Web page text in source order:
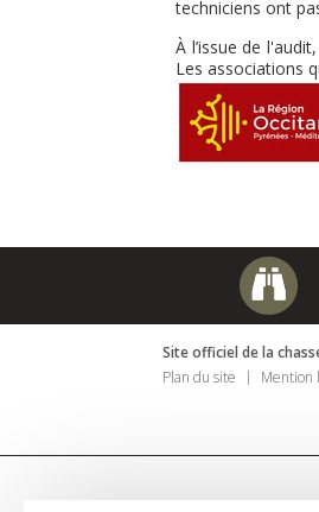
techniciens ont
À l’issue de
Les associations
Site officiel de la
Plan du site
Mention